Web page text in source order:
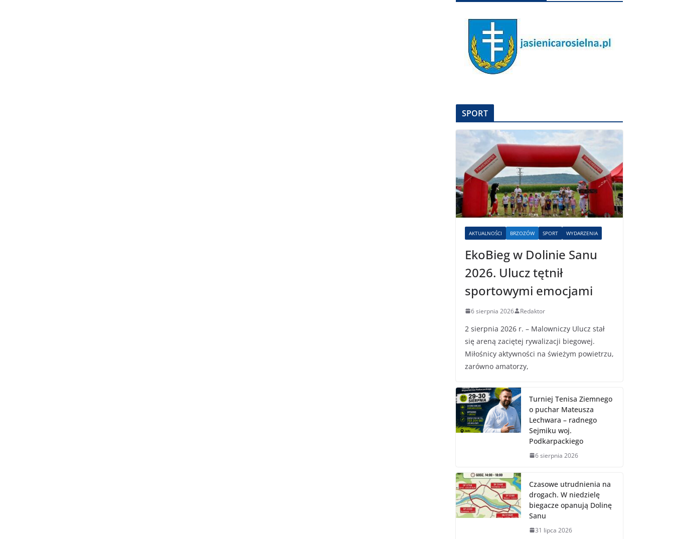
SPORT
AKTUALNOŚCI BRZOZÓW SPORT WYDARZENIA
EkoBieg w Dolinie Sanu
2026. Ulucz tętnił
sportowymi emocjami
6 sierpnia 2026 Redaktor
2 sierpnia 2026 r. – Malowniczy Ulucz stał
się areną zaciętej rywalizacji biegowej.
Miłośnicy aktywności na świeżym powietrzu,
zarówno amatorzy,
Turniej Tenisa Ziemnego
o puchar Mateusza
Lechwara – radnego
Sejmiku woj.
Podkarpackiego
6 sierpnia 2026
Czasowe utrudnienia na
drogach. W niedzielę
biegacze opanują Dolinę
Sanu
31 lipca 2026